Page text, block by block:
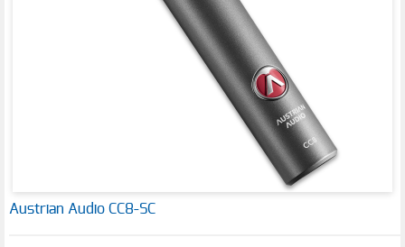
Austrian Audio CC8-SC